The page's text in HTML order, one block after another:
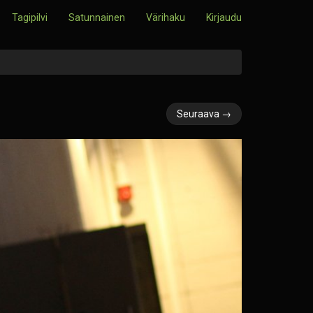
Tagipilvi Satunnainen Värihaku Kirjaudu
Seuraava →